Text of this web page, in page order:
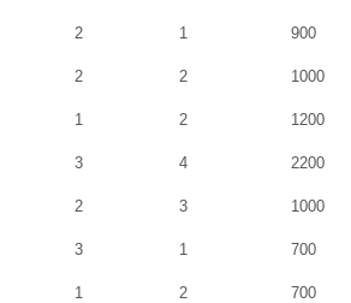
2 1 900
2 2 1000
1 2 1200
3 4 2200
2 3 1000
3 1 700
1 2 700